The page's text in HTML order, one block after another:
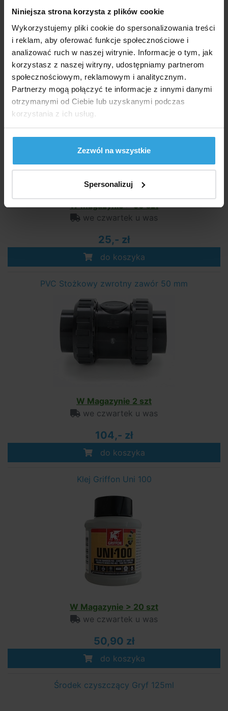
Niniejsza strona korzysta z plików cookie
Wykorzystujemy pliki cookie do spersonalizowania treści
i reklam, aby oferować funkcje społecznościowe i
analizować ruch w naszej witrynie. Informacje o tym, jak
korzystasz z naszej witryny, udostępniamy partnerom
społecznościowym, reklamowym i analitycznym.
Partnerzy mogą połączyć te informacje z innymi danymi
otrzymanymi od Ciebie lub uzyskanymi podczas
korzystania z ich usług.
Zezwól na wszystkie
Spersonalizuj
W Magazynie > 50 szt
32,80 zł
do koszyka
Rura PVC - 50mm
W Magazynie > 50 szt
we czwartek u was
25,- zł
do koszyka
PVC Stożkowy zwrotny zawór 50 mm
W Magazynie 2 szt
we czwartek u was
104,- zł
do koszyka
Klej Griffon Uni 100
W Magazynie > 20 szt
we czwartek u was
50,90 zł
do koszyka
Środek czyszczący Gryf 125ml